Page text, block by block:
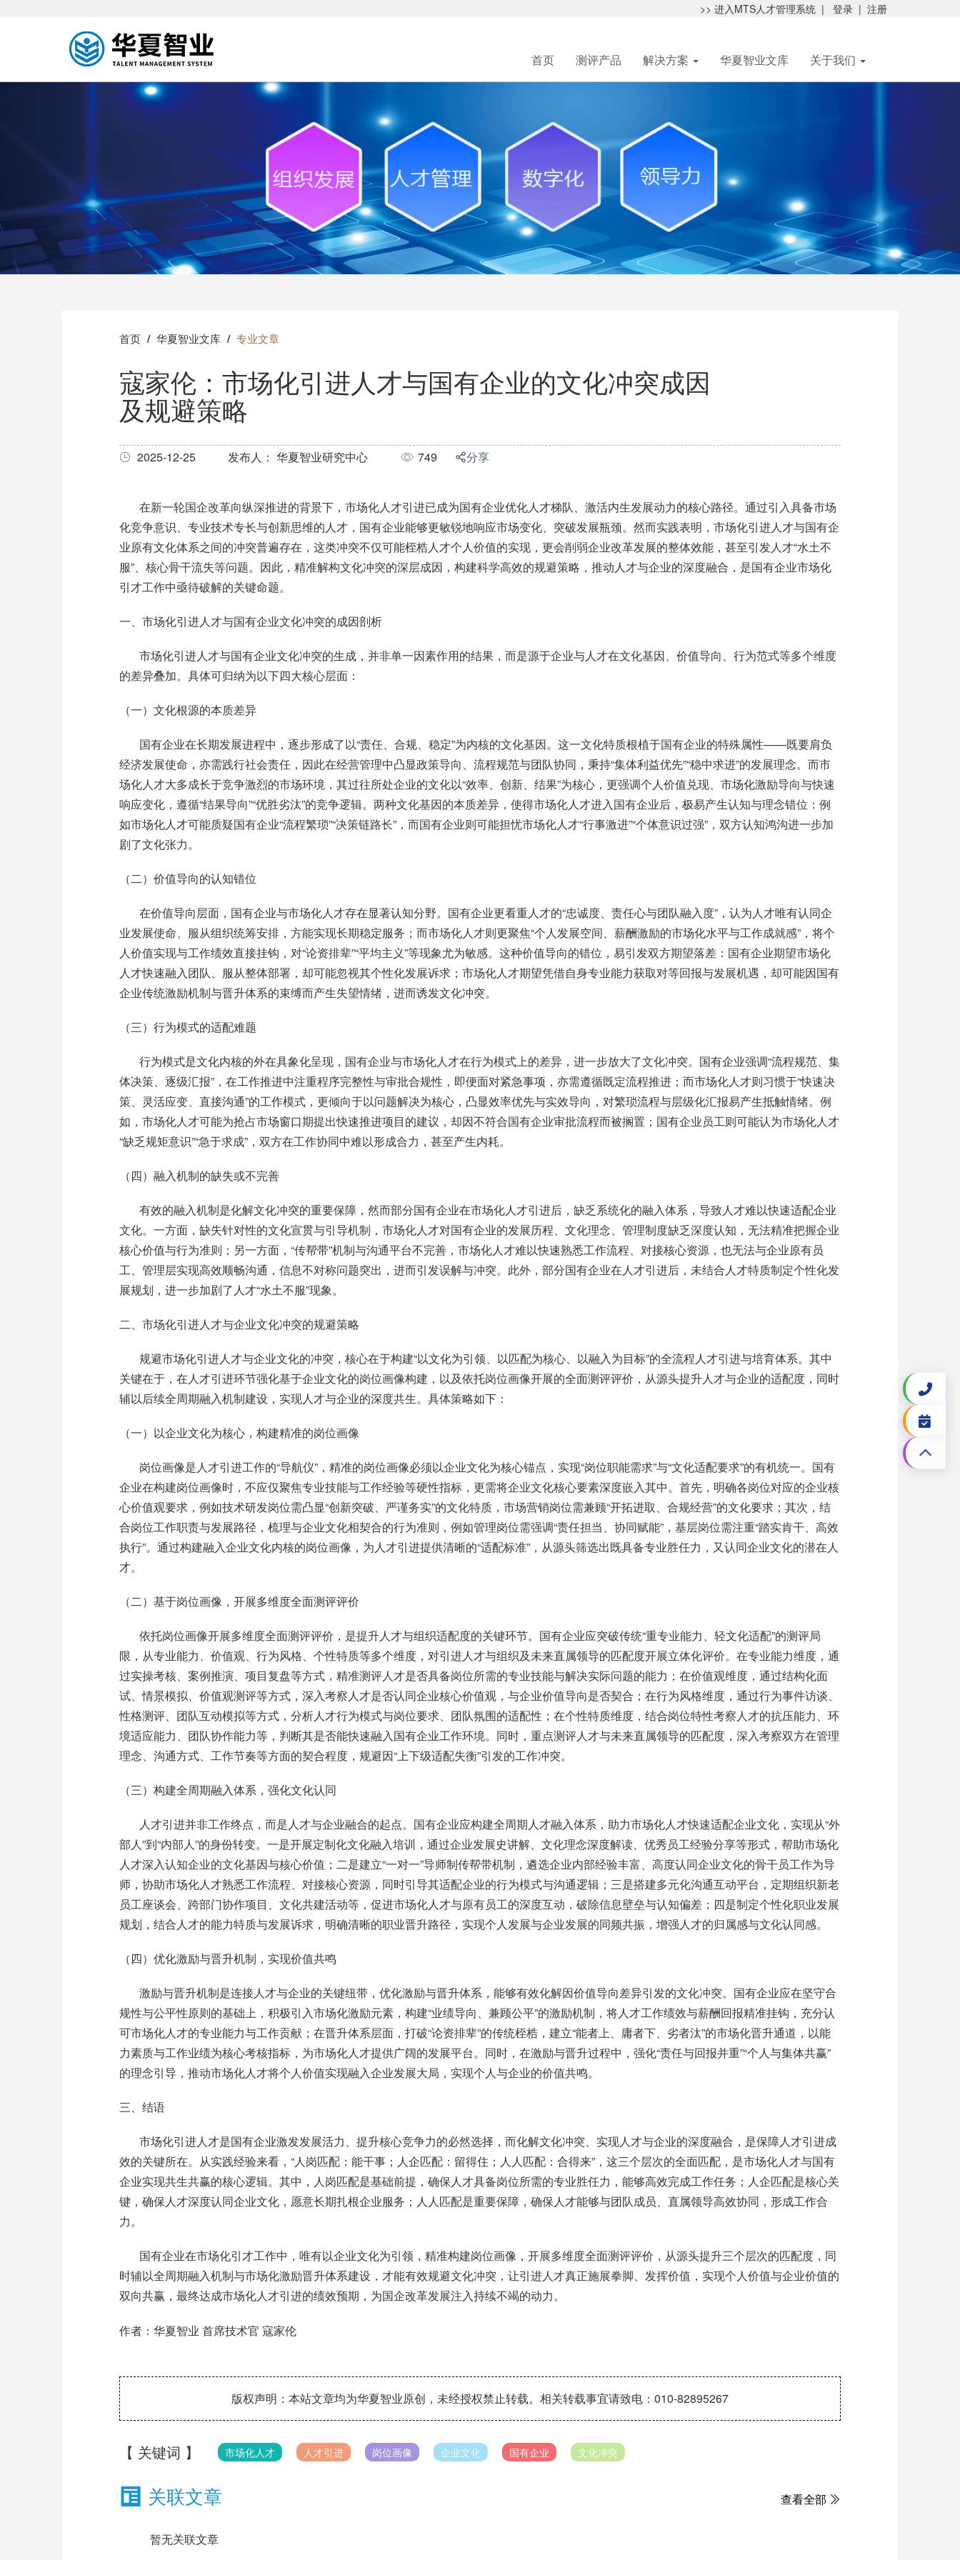
>> 进入MTS人才管理系统 | 登录 | 注册
首页 测评产品 解决方案 华夏智业文库 关于我们
首页 华夏智业文库 专业文章
寇家伦：市场化引进人才与国有企业的文化冲突成因
及规避策略
2025-12-25 发布人： 华夏智业研究中心 749 分享
在新一轮国企改革向纵深推进的背景下，市场化人才引进已成为国有企业优化人才梯队、激活内生发展动力的核心路径。通过引入具备市场
化竞争意识、专业技术专长与创新思维的人才，国有企业能够更敏锐地响应市场变化、突破发展瓶颈。然而实践表明，市场化引进人才与国有企
业原有文化体系之间的冲突普遍存在，这类冲突不仅可能桎梏人才个人价值的实现，更会削弱企业改革发展的整体效能，甚至引发人才“水土不
服”、核心骨干流失等问题。因此，精准解构文化冲突的深层成因，构建科学高效的规避策略，推动人才与企业的深度融合，是国有企业市场化
引才工作中亟待破解的关键命题。
一、市场化引进人才与国有企业文化冲突的成因剖析
市场化引进人才与国有企业文化冲突的生成，并非单一因素作用的结果，而是源于企业与人才在文化基因、价值导向、行为范式等多个维度
的差异叠加。具体可归纳为以下四大核心层面：
（一）文化根源的本质差异
国有企业在长期发展进程中，逐步形成了以“责任、合规、稳定”为内核的文化基因。这一文化特质根植于国有企业的特殊属性——既要肩负
经济发展使命，亦需践行社会责任，因此在经营管理中凸显政策导向、流程规范与团队协同，秉持“集体利益优先”“稳中求进”的发展理念。而市
场化人才大多成长于竞争激烈的市场环境，其过往所处企业的文化以“效率、创新、结果”为核心，更强调个人价值兑现、市场化激励导向与快速
响应变化，遵循“结果导向”“优胜劣汰”的竞争逻辑。两种文化基因的本质差异，使得市场化人才进入国有企业后，极易产生认知与理念错位：例
如市场化人才可能质疑国有企业“流程繁琐”“决策链路长” ，而国有企业则可能担忧市场化人才“行事激进”“个体意识过强” ，双方认知鸿沟进一步加
剧了文化张力。
（二）价值导向的认知错位
在价值导向层面，国有企业与市场化人才存在显著认知分野。国有企业更看重人才的“忠诚度、责任心与团队融入度” ，认为人才唯有认同企
业发展使命、服从组织统筹安排，方能实现长期稳定服务；而市场化人才则更聚焦“个人发展空间、薪酬激励的市场化水平与工作成就感” ，将个
人价值实现与工作绩效直接挂钩，对“论资排辈”“平均主义”等现象尤为敏感。这种价值导向的错位，易引发双方期望落差：国有企业期望市场化
人才快速融入团队、服从整体部署，却可能忽视其个性化发展诉求；市场化人才期望凭借自身专业能力获取对等回报与发展机遇，却可能因国有
企业传统激励机制与晋升体系的束缚而产生失望情绪，进而诱发文化冲突。
（三）行为模式的适配难题
行为模式是文化内核的外在具象化呈现，国有企业与市场化人才在行为模式上的差异，进一步放大了文化冲突。国有企业强调“流程规范、集
体决策、逐级汇报” ，在工作推进中注重程序完整性与审批合规性，即便面对紧急事项，亦需遵循既定流程推进；而市场化人才则习惯于“快速决
策、灵活应变、直接沟通”的工作模式，更倾向于以问题解决为核心，凸显效率优先与实效导向，对繁琐流程与层级化汇报易产生抵触情绪。例
如，市场化人才可能为抢占市场窗口期提出快速推进项目的建议，却因不符合国有企业审批流程而被搁置；国有企业员工则可能认为市场化人才
“缺乏规矩意识”“急于求成” ，双方在工作协同中难以形成合力，甚至产生内耗。
（四）融入机制的缺失或不完善
有效的融入机制是化解文化冲突的重要保障，然而部分国有企业在市场化人才引进后，缺乏系统化的融入体系，导致人才难以快速适配企业
文化。一方面，缺失针对性的文化宣贯与引导机制，市场化人才对国有企业的发展历程、文化理念、管理制度缺乏深度认知，无法精准把握企业
核心价值与行为准则；另一方面， “传帮带”机制与沟通平台不完善，市场化人才难以快速熟悉工作流程、对接核心资源，也无法与企业原有员
工、管理层实现高效顺畅沟通，信息不对称问题突出，进而引发误解与冲突。此外，部分国有企业在人才引进后，未结合人才特质制定个性化发
展规划，进一步加剧了人才“水土不服”现象。
二、市场化引进人才与企业文化冲突的规避策略
规避市场化引进人才与企业文化的冲突，核心在于构建“以文化为引领、以匹配为核心、以融入为目标”的全流程人才引进与培育体系。其中
关键在于，在人才引进环节强化基于企业文化的岗位画像构建，以及依托岗位画像开展的全面测评评价，从源头提升人才与企业的适配度，同时
辅以后续全周期融入机制建设，实现人才与企业的深度共生。具体策略如下：
（一）以企业文化为核心，构建精准的岗位画像
岗位画像是人才引进工作的“导航仪” ，精准的岗位画像必须以企业文化为核心锚点，实现“岗位职能需求”与“文化适配要求”的有机统一。国有
企业在构建岗位画像时，不应仅聚焦专业技能与工作经验等硬性指标，更需将企业文化核心要素深度嵌入其中。首先，明确各岗位对应的企业核
心价值观要求，例如技术研发岗位需凸显“创新突破、严谨务实”的文化特质，市场营销岗位需兼顾“开拓进取、合规经营”的文化要求；其次，结
合岗位工作职责与发展路径，梳理与企业文化相契合的行为准则，例如管理岗位需强调“责任担当、协同赋能” ，基层岗位需注重“踏实肯干、高效
执行”。通过构建融入企业文化内核的岗位画像，为人才引进提供清晰的“适配标准” ，从源头筛选出既具备专业胜任力，又认同企业文化的潜在人
才。
（二）基于岗位画像，开展多维度全面测评评价
依托岗位画像开展多维度全面测评评价，是提升人才与组织适配度的关键环节。国有企业应突破传统“重专业能力、轻文化适配”的测评局
限，从专业能力、价值观、行为风格、个性特质等多个维度，对引进人才与组织及未来直属领导的匹配度开展立体化评价。在专业能力维度，通
过实操考核、案例推演、项目复盘等方式，精准测评人才是否具备岗位所需的专业技能与解决实际问题的能力；在价值观维度，通过结构化面
试、情景模拟、价值观测评等方式，深入考察人才是否认同企业核心价值观，与企业价值导向是否契合；在行为风格维度，通过行为事件访谈、
性格测评、团队互动模拟等方式，分析人才行为模式与岗位要求、团队氛围的适配性；在个性特质维度，结合岗位特性考察人才的抗压能力、环
境适应能力、团队协作能力等，判断其是否能快速融入国有企业工作环境。同时，重点测评人才与未来直属领导的匹配度，深入考察双方在管理
理念、沟通方式、工作节奏等方面的契合程度，规避因“上下级适配失衡”引发的工作冲突。
（三）构建全周期融入体系，强化文化认同
人才引进并非工作终点，而是人才与企业融合的起点。国有企业应构建全周期人才融入体系，助力市场化人才快速适配企业文化，实现从“外
部人”到“内部人”的身份转变。一是开展定制化文化融入培训，通过企业发展史讲解、文化理念深度解读、优秀员工经验分享等形式，帮助市场化
人才深入认知企业的文化基因与核心价值；二是建立“一对一”导师制传帮带机制，遴选企业内部经验丰富、高度认同企业文化的骨干员工作为导
师，协助市场化人才熟悉工作流程、对接核心资源，同时引导其适配企业的行为模式与沟通逻辑；三是搭建多元化沟通互动平台，定期组织新老
员工座谈会、跨部门协作项目、文化共建活动等，促进市场化人才与原有员工的深度互动，破除信息壁垒与认知偏差；四是制定个性化职业发展
规划，结合人才的能力特质与发展诉求，明确清晰的职业晋升路径，实现个人发展与企业发展的同频共振，增强人才的归属感与文化认同感。
（四）优化激励与晋升机制，实现价值共鸣
激励与晋升机制是连接人才与企业的关键纽带，优化激励与晋升体系，能够有效化解因价值导向差异引发的文化冲突。国有企业应在坚守合
规性与公平性原则的基础上，积极引入市场化激励元素，构建“业绩导向、兼顾公平”的激励机制，将人才工作绩效与薪酬回报精准挂钩，充分认
可市场化人才的专业能力与工作贡献；在晋升体系层面，打破“论资排辈”的传统桎梏，建立“能者上、庸者下、劣者汰”的市场化晋升通道，以能
力素质与工作业绩为核心考核指标，为市场化人才提供广阔的发展平台。同时，在激励与晋升过程中，强化“责任与回报并重”“个人与集体共赢”
的理念引导，推动市场化人才将个人价值实现融入企业发展大局，实现个人与企业的价值共鸣。
三、结语
市场化引进人才是国有企业激发发展活力、提升核心竞争力的必然选择，而化解文化冲突、实现人才与企业的深度融合，是保障人才引进成
效的关键所在。从实践经验来看， “人岗匹配：能干事；人企匹配：留得住；人人匹配：合得来” ，这三个层次的全面匹配，是市场化人才与国有
企业实现共生共赢的核心逻辑。其中，人岗匹配是基础前提，确保人才具备岗位所需的专业胜任力，能够高效完成工作任务；人企匹配是核心关
键，确保人才深度认同企业文化，愿意长期扎根企业服务；人人匹配是重要保障，确保人才能够与团队成员、直属领导高效协同，形成工作合
力。
国有企业在市场化引才工作中，唯有以企业文化为引领，精准构建岗位画像，开展多维度全面测评评价，从源头提升三个层次的匹配度，同
时辅以全周期融入机制与市场化激励晋升体系建设，才能有效规避文化冲突，让引进人才真正施展拳脚、发挥价值，实现个人价值与企业价值的
双向共赢，最终达成市场化人才引进的绩效预期，为国企改革发展注入持续不竭的动力。
作者：华夏智业 首席技术官 寇家伦
版权声明：本站文章均为华夏智业原创，未经授权禁止转载。相关转载事宜请致电：010-82895267
【 关键词 】 市场化人才 人才引进 岗位画像 企业文化 国有企业 文化冲突
关联文章 查看全部
暂无关联文章